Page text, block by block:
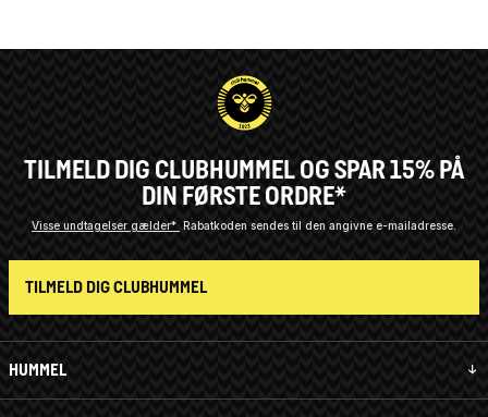
HUMMEL
TILMELD DIG CLUBHUMMEL OG SPAR 15% PÅ
DIN FØRSTE ORDRE*
Visse undtagelser gælder* Rabatkoden sendes til den angivne e-mailadresse.
TILMELD DIG CLUBHUMMEL